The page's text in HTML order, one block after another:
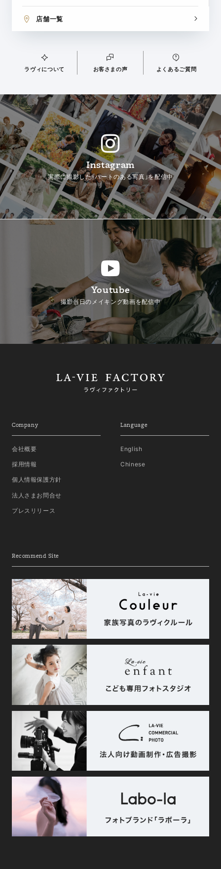
店舗一覧
ラヴィについて お客さまの声 よくあるご質問
Instagram
実際に撮影した「ハートのある写真」を配信中
Youtube
撮影当日のメイキング動画を配信中
Company
会社概要
採用情報
個人情報保護方針
法人さまお問合せ
プレスリリース
Language
English
Chinese
Recommend Site